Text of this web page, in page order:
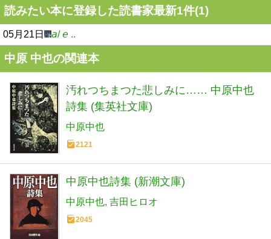
読みたい本に登録した読書家最新1件(1)
05月21日 𝘢/ 𝘦 ..
中原 中也の関連本
汚れつちまつた悲しみに…… 中原中也
詩集 (集英社文庫)
中原中也
2121
中原中也詩集 (新潮文庫)
中原中也 吉田ヒロオ
2045